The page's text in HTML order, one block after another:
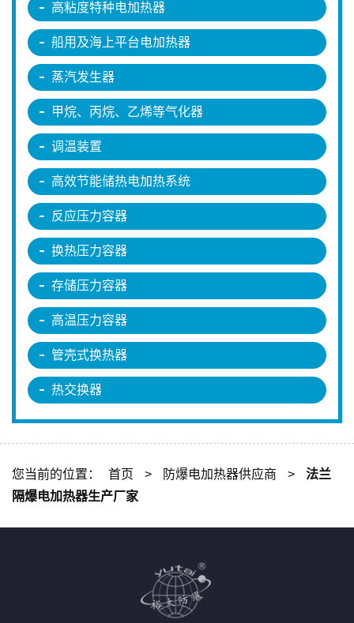
高粘度特种电加热器
船用及海上平台电加热器
蒸汽发生器
甲烷、丙烷、乙烯等气化器
调温装置
高效节能储热电加热系统
反应压力容器
换热压力容器
存储压力容器
高温压力容器
管壳式换热器
热交换器
您当前的位置： 首页 > 防爆电加热器供应商 >
法兰
隔爆电加热器生产厂家